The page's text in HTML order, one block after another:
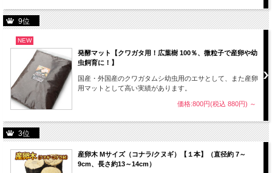
9位
NEW
発酵マット【クワガタ用！広葉樹 100％、微粒子で産卵や幼
虫飼育に！】
国産・外国産のクワガタムシ幼虫用のエサとして、また産卵
用マットとして高い実績があります。
価格:800円(税込 880円) ～
3位
産卵木 Mサイズ（コナラ/クヌギ）【１本】（直径約 7～
9cm、長さ約13～14cm）